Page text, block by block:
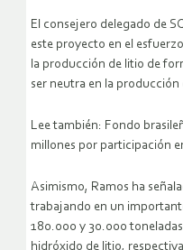
El consejero delegado de
este proyecto en el
la producción de litio de
ser neutra en la
Lee también: Fondo
millones por participación
Asimismo, Ramos ha
trabajando en un
180.000 y 30.000
hidróxido de litio,